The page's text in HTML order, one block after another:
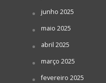
junho 2025
maio 2025
abril 2025
março 2025
fevereiro 2025